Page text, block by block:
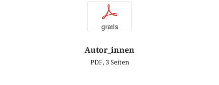
p
gratis
Autor_innen
PDF, 3 Seiten